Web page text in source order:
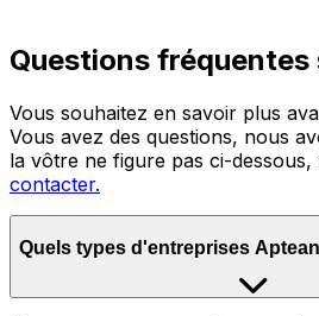
Questions fréquentes
Vous souhaitez en savoir plus
Vous avez des questions, nous
la vôtre ne figure pas ci-dessous,
contacter.
Quels types d'entreprises